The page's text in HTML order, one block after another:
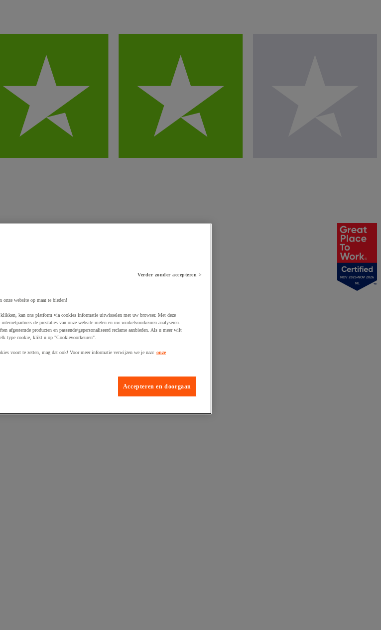
NOV 2025-NOV 2026
NL
Verder zonder accepteren >
onze website op maat te bieden!
kan ons platform via cookies informatie uitwisselen met uw browser. Met deze
de prestaties van onze website meten en uw winkelvoorkeuren analyseren.
afgestemde producten en passende/gepersonaliseerd reclame aanbieden. Als u meer wilt
type cookie, klikt u op "Cookievoorkeuren".
voort te zetten, mag dat ook! Voor meer informatie verwijzen we je naar onze
Accepteren en doorgaan